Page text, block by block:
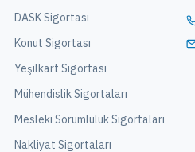
DASK Sigortası
Konut Sigortası
Yeşilkart Sigortası
Mühendislik Sigortaları
Mesleki Sorumluluk Sigortaları
Nakliyat Sigortaları